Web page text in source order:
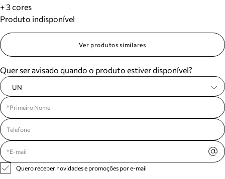
+ 3 cores
Produto indisponível
Ver produtos similares
Quer ser avisado quando o produto estiver disponível?
UN
Quero receber novidades e promoções por e-mail